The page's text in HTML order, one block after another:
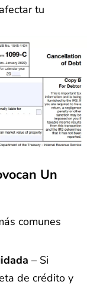
tu
Un
comunes
– Si
de crédito y